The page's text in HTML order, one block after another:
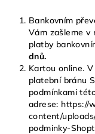
Bankovním
Vám zašleme v
platby
dnů.
Kartou online.
platební bránu
podmínkami
adrese: https://
content/
podminky-